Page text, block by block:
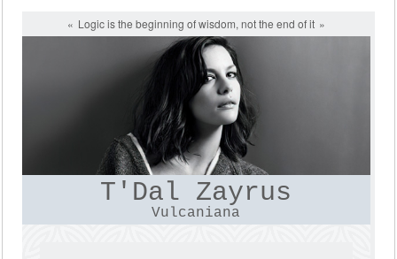
Logic is the beginning of wisdom, not the end of it
T'Dal Zayrus
Vulcaniana